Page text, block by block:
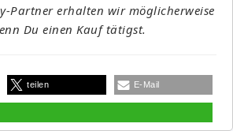
Partner erhalten wir möglicherweise
Du einen Kauf tätigst.
teilen E-Mail